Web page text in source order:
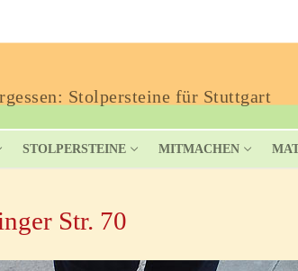
Stolpersteine für Stuttgart
STOLPERSTEINE MITMACHEN
Str. 70